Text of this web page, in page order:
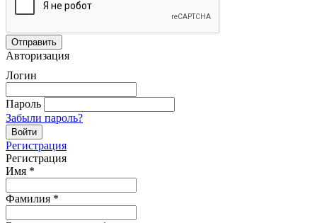
Авторизация
Логин
Пароль
Забыли пароль?
Регистрация
Регистрация
Имя *
Фамилия *